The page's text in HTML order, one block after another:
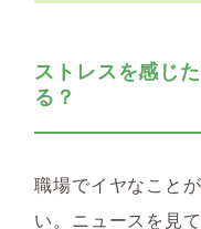
ストレスを感じ
る？
職場でイヤなこと
い。ニュースを見